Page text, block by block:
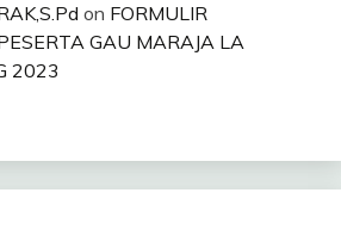
on FORMULIR
GAU MARAJA LA
2023